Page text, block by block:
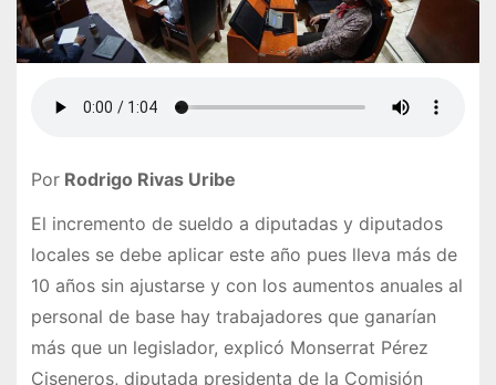
PorRodrigo Rivas Uribe
El incremento de sueldo a diputadas y diputados
locales se debe aplicar este año pues lleva más de
10 años sin ajustarse y con los aumentos anuales al
personal de base hay trabajadores que ganarían
más que un legislador, explicó Monserrat Pérez
Ciseneros, diputada presidenta de la Comisión